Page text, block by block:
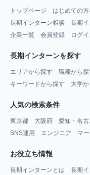
トップページ はじめての
長期インターン相談
長期イ
企業一覧
会員登録 ログイ
長期インターンを探す
エリアから探す 職種から探
キーワードから探す
大学
人気の検索条件
東京都 大阪府 愛知・名古
SNS運用
エンジニア マ
お役立ち情報
長期インターンとは
長期